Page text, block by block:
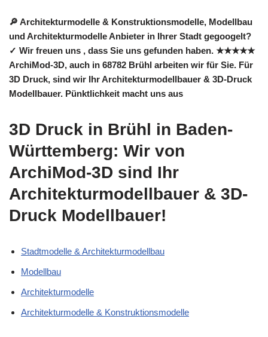
🔎 Architekturmodelle & Konstruktionsmodelle, Modellbau
und Architekturmodelle Anbieter in Ihrer Stadt gegoogelt?
✓ Wir freuen uns , dass Sie uns gefunden haben. ★★★★★
ArchiMod-3D, auch in 68782 Brühl arbeiten wir für Sie. Für
3D Druck, sind wir Ihr Architekturmodellbauer & 3D-Druck
Modellbauer. Pünktlichkeit macht uns aus
3D Druck in Brühl in Baden-
Württemberg: Wir von
ArchiMod-3D sind Ihr
Architekturmodellbauer & 3D-
Druck Modellbauer!
Stadtmodelle & Architekturmodellbau
Modellbau
Architekturmodelle
Architekturmodelle & Konstruktionsmodelle